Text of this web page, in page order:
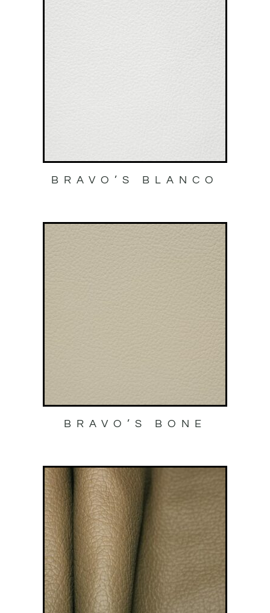
BRAVO’S BLANCO
BRAVO’S BONE